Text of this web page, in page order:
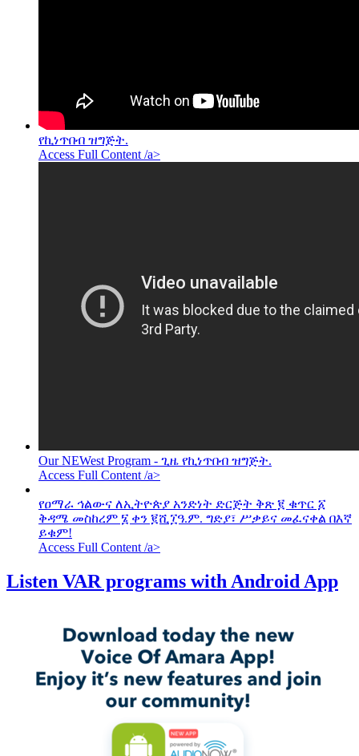
የኪነጥበብ ዝግጅት.
Access Full Content /a>
Our NEWest Program - ጊዜ የኪነጥበብ ዝግጅት.
Access Full Content /a>
የዐማራ ኅልውና ለኢትዮጵያ አንድነት ድርጅት ቅጽ ፪ ቁጥር ፩
ቅዳሜ መስከረም ፮ ቀን ፪ሺ፲ዓ.ም. ግድያ፣ ሥቃይና መፈናቀል በእኛ
ይቁም!
Access Full Content /a>
Listen VAR programs with Android App